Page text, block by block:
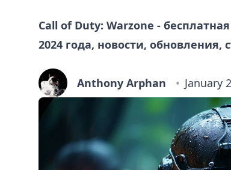
Call of Duty: Warzone -
2024 года, новости, обновления,
Anthony Arphan January